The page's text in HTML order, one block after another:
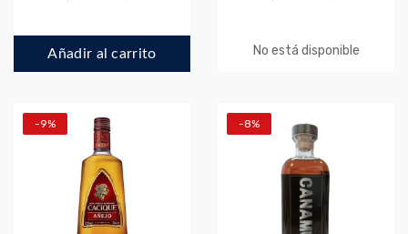
Añadir al carrito No está disponible
-9% -8%